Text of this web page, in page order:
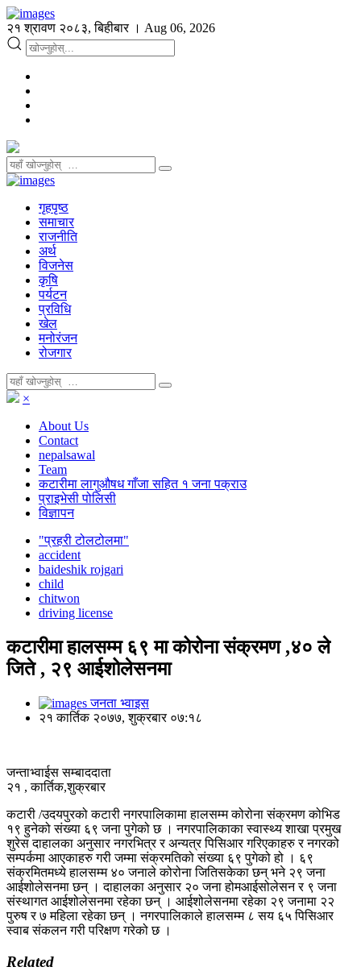
२१ श्रावण २०८३, बिहीबार । Aug 06, 2026
गृहपृष्ठ
समाचार
राजनीति
अर्थ
विजनेस
कृषि
पर्यटन
प्रविधि
खेल
मनोरंजन
रोजगार
×
About Us
Contact
nepalsawal
Team
कटारीमा लागुऔषध गाँजा सहित १ जना पक्राउ
प्राइभेसी पोलिसी
विज्ञापन
"प्रहरी टोलटोलमा"
accident
baideshik rojgari
child
chitwon
driving license
कटारीमा हालसम्म ६९ मा कोरोना संक्रमण ,४० ले
जिते , २९ आईशोलेसनमा
जनता भ्वाइस
२१ कार्तिक २०७७, शुक्रबार ०७:१८
जन्ताभ्वाईस सम्बाददाता
२१ , कार्तिक,शुक्रबार
कटारी /उदयपुरको कटारी नगरपालिकामा हालसम्म कोरोना संक्रमण कोभिड
१९ हुनेको संख्या ६९ जना पुगेको छ । नगरपालिकाका स्वास्थ्य शाखा प्रमुख
शुरेस दाहालका अनुसार नगरभित्र र अन्यत्र पिसिआर गरिएकाहरु र नगरको
सम्पर्कमा आएकाहरु गरी जम्मा संक्रमतिको संख्या ६९ पुगेको हो । ६९
संक्रमितमध्ये हालसम्म ४० जनाले कोरोना जितिसकेका छन् भने २९ जना
आईशोलेसनमा छन् । दाहालका अनुसार २० जना होमआईसोलेसन र ९ जना
संस्थागत आईशोलेसनमा रहेका छन् । आईशोलेसनमा रहेका २९ जनामा २२
पुरुष र ७ महिला रहेका छन् । नगरपालिकाले हालसम्म ८ सय ६५ पिसिआर
स्वाब संकलन गरी परिक्षण गरेको छ ।
Related